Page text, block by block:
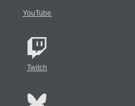
YouTube
Twitch